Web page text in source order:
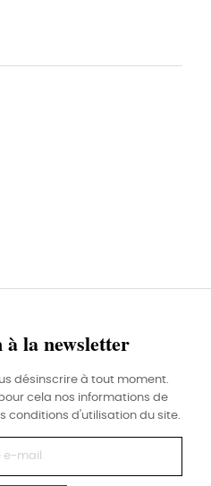
la newsletter
désinscrire à tout moment.
cela nos informations de
conditions d'utilisation du site.